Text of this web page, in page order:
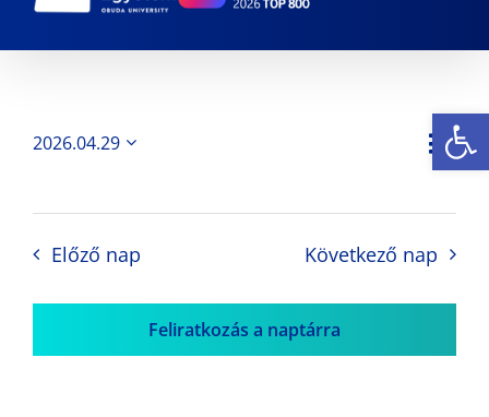
Nap
2026.04.29
Előző nap Következő nap
Feliratkozás a naptárra